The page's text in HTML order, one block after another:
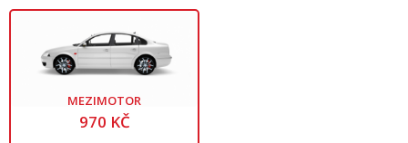
MEZIMOTOR
970 KČ